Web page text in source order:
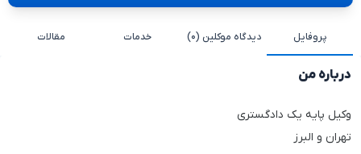
پروفایل دیدگاه موکلین (۰) خدمات مقالات
درباره من
وکیل پایه یک دادگستری
تهران و البرز